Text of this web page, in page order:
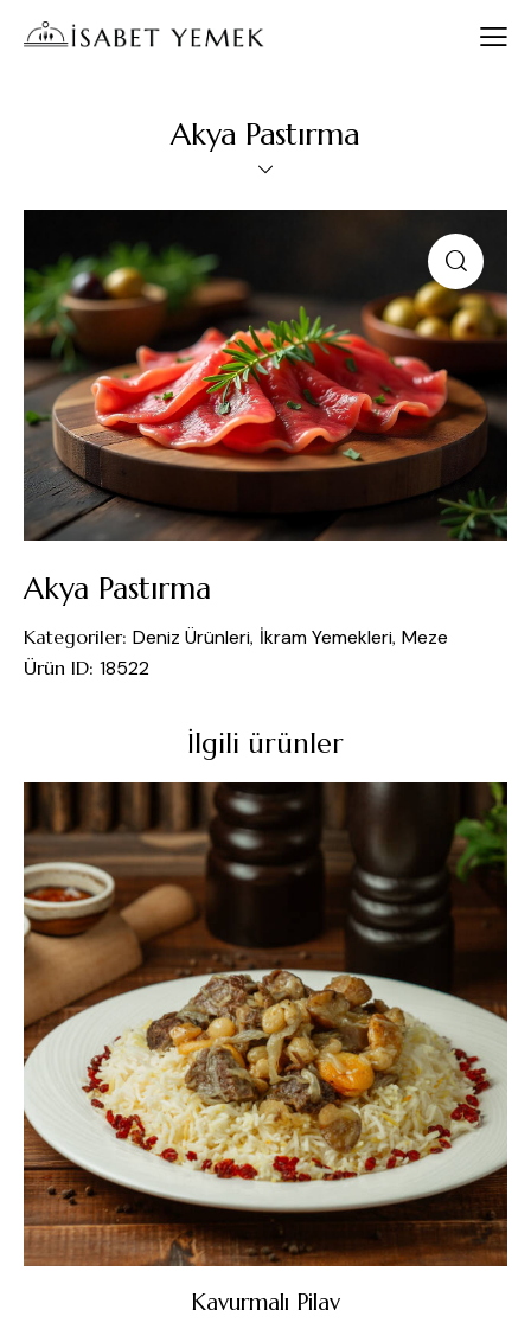
Akya Pastırma
Akya Pastırma
Kategoriler: Deniz Ürünleri, İkram Yemekleri, Meze
Ürün ID: 18522
İlgili ürünler
Kavurmalı Pilav